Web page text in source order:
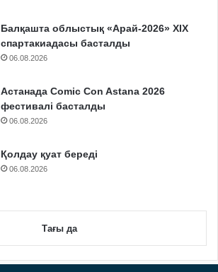
Балқашта облыстық «Арай-2026» XIX
спартакиадасы басталды
06.08.2026
Астанада Comic Con Astana 2026
фестивалі басталды
06.08.2026
Қолдау қуат береді
06.08.2026
Тағы да